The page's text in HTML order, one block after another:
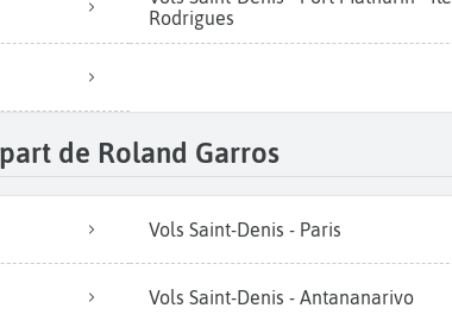
Rodrigues
de Roland Garros
Vols Saint-Denis - Paris
Vols Saint-Denis - Antananarivo